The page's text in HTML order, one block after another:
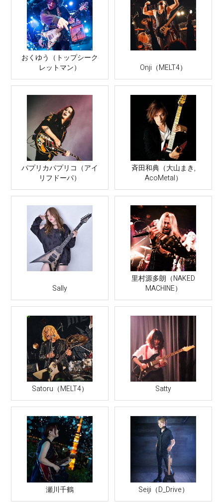
おくゆう（トップシーク
レットマン）
Onji（MELT4）
パプリカパプリコ（アイ
リフドーパ）
斉田和典（大山まき,
AcoMetal）
Sally
里村源多朗（NAKED
MACHINE）
Satoru（MELT4） Satty
瀬川千鶴 Seiji（D_Drive）